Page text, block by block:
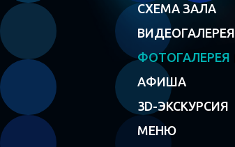
СХЕМА ЗАЛА
ВИДЕОГАЛЕРЕЯ
ФОТОГАЛЕРЕЯ
АФИША
3D-ЭКСКУРСИЯ
МЕНЮ